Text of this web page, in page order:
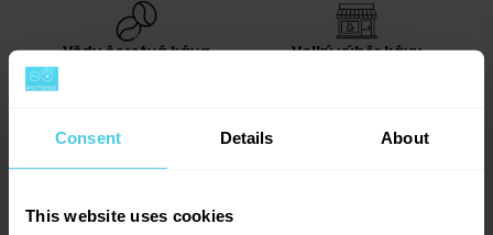
Consent Details About
This website uses cookies
Vždy čerstvá káva
Pečlivě ji pro vás vybíráme a denně
Velký výběr kávy
Objednávky do 13:30 vám odesíláme